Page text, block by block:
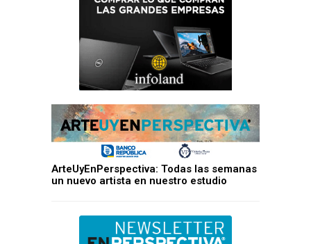
ArteUyEnPerspectiva: Todas las semanas
un nuevo artista en nuestro estudio